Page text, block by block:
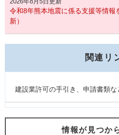
令和8年熊本地震に係る支援等情報
新）
関連リ
建設業許可の手引き、申請書類な
情報が見つか